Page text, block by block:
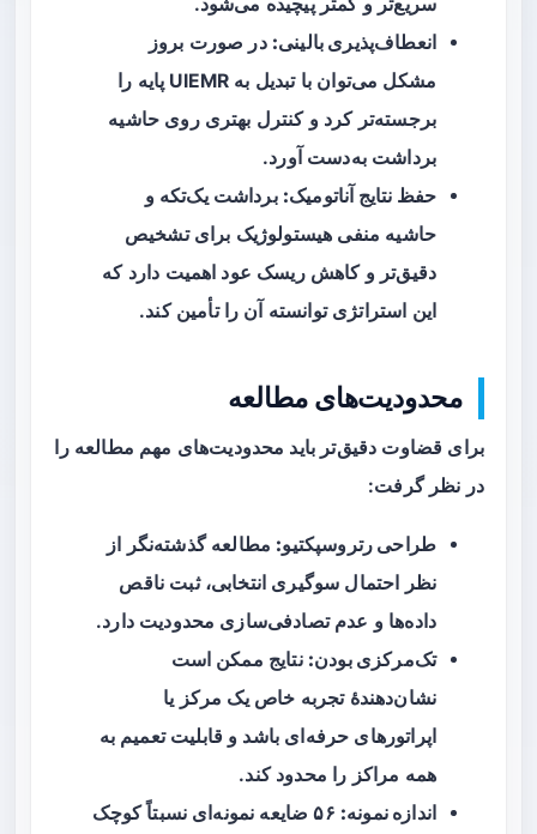
انعطاف‌پذیری بالینی: در صورت بروز
مشکل می‌توان با تبدیل به UIEMR پایه را
برجسته‌تر کرد و کنترل بهتری روی حاشیه
برداشت به‌دست آورد.
حفظ نتایج آناتومیک: برداشت یک‌تکه و
حاشیه منفی هیستولوژیک برای تشخیص
دقیق‌تر و کاهش ریسک عود اهمیت دارد که
این استراتژی توانسته آن را تأمین کند.
محدودیت‌های مطالعه
برای قضاوت دقیق‌تر باید محدودیت‌های مهم مطالعه را
در نظر گرفت:
طراحی رتروسپکتیو: مطالعه گذشته‌نگر از
نظر احتمال سوگیری انتخابی، ثبت ناقص
داده‌ها و عدم تصادفی‌سازی محدودیت دارد.
تک‌مرکزی بودن: نتایج ممکن است
نشان‌دهندهٔ تجربه خاص یک مرکز یا
اپراتورهای حرفه‌ای باشد و قابلیت تعمیم به
همه مراکز را محدود کند.
اندازه نمونه:
۵۶ ضایعه نمونه‌ای نسبتاً کوچک